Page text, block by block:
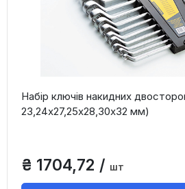
Набір ключів накидних
23,24x27,25х28,30х32 мм)
₴ 1704,72 / шт